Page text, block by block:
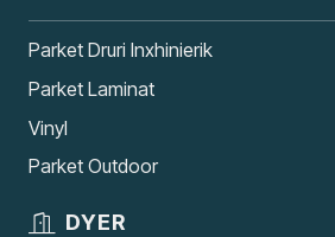
Parket Druri Inxhinierik
Parket Laminat
Vinyl
Parket Outdoor
DYER